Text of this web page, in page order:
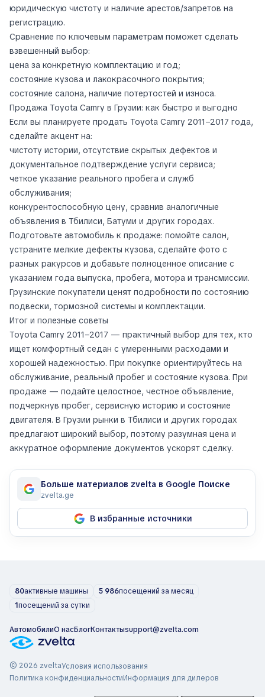
юридическую чистоту и наличие арестов/запретов на
регистрацию.
Сравнение по ключевым параметрам поможет сделать
взвешенный выбор:
цена за конкретную комплектацию и год;
состояние кузова и лакокрасочного покрытия;
состояние салона, наличие потертостей и износа.
Продажа Toyota Camry в Грузии: как быстро и выгодно
Если вы планируете продать Toyota Camry 2011–2017 года,
сделайте акцент на:
чистоту истории, отсутствие скрытых дефектов и
документальное подтверждение услуги сервиса;
четкое указание реального пробега и служб
обслуживания;
конкурентоспособную цену, сравнив аналогичные
объявления в Тбилиси, Батуми и других городах.
Подготовьте автомобиль к продаже: помойте салон,
устраните мелкие дефекты кузова, сделайте фото с
разных ракурсов и добавьте полноценное описание с
указанием года выпуска, пробега, мотора и трансмиссии.
Грузинские покупатели ценят подробности по состоянию
подвески, тормозной системы и комплектации.
Итог и полезные советы
Toyota Camry 2011–2017 — практичный выбор для тех, кто
ищет комфортный седан с умеренными расходами и
хорошей надежностью. При покупке ориентируйтесь на
обслуживание, реальный пробег и состояние кузова. При
продаже — подайте целостное, честное объявление,
подчеркнув пробег, сервисную историю и состояние
двигателя. В Грузии рынки в Тбилиси и других городах
предлагают широкий выбор, поэтому разумная цена и
аккуратное оформление документов ускорят сделку.
Больше материалов zvelta в Google Поиске
zvelta.ge
В избранные источники
80активные машины 5 986посещений за месяц
1посещений за сутки
АвтомобилиО насБлогКонтактыsupport@zvelta.com
© 2026 zveltaУсловия использования
Политика конфиденциальностиИнформация для дилеров